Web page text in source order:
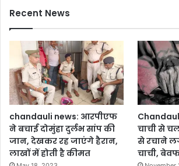
Recent News
chandauli news: आरपीएफ
ने बचाई दोमुंहा दुर्लभ सांप की
जान, देखकर रह जाएंगे हैरान,
लाखों में होती है कीमत
चाची से
से रचाने
चाची,